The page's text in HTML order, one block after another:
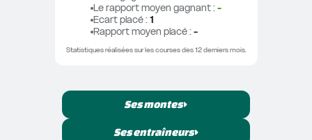
Le rapport moyen gagnant : -
Ecart placé : 1
Rapport moyen placé : -
Statistiques réalisées sur les courses des 12 derniers mois.
Ses montes
Ses entraîneurs